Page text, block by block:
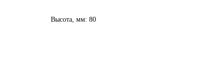
Высота, мм: 80